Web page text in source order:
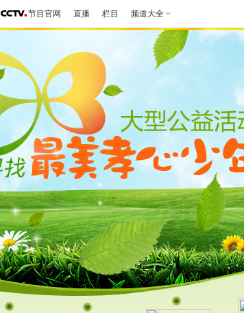
节目官网 直播 栏目 频道大全